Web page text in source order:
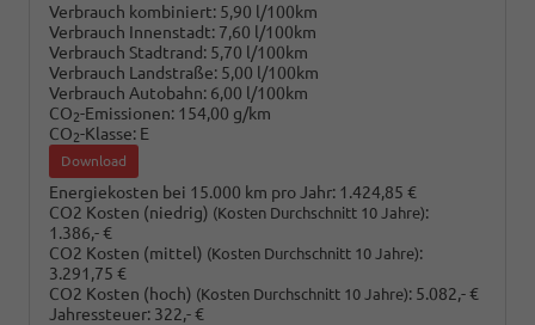
Verbrauch kombiniert: 5,90 l/100km
Verbrauch Innenstadt: 7,60 l/100km
Verbrauch Stadtrand: 5,70 l/100km
Verbrauch Landstraße: 5,00 l/100km
Verbrauch Autobahn: 6,00 l/100km
CO2-Emissionen: 154,00 g/km
CO2-Klasse: E
Download
Energiekosten bei 15.000 km pro Jahr: 1.424,85 €
CO2 Kosten (niedrig) (Kosten Durchschnitt 10 Jahre):
1.386,- €
CO2 Kosten (mittel) (Kosten Durchschnitt 10 Jahre):
3.291,75 €
CO2 Kosten (hoch) (Kosten Durchschnitt 10 Jahre): 5.082,- €
Jahressteuer: 322,- €